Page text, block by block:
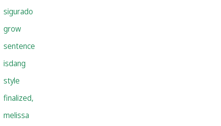
sigurado
grow
sentence
isdang
style
finalized,
melissa